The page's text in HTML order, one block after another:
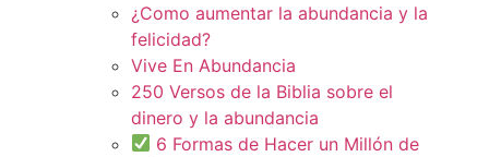
¿Como aumentar la abundancia y la
felicidad?
Vive En Abundancia
250 Versos de la Biblia sobre el
dinero y la abundancia
6 Formas de Hacer un Millón de